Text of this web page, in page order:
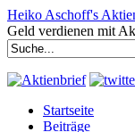
Heiko Aschoff's
Geld verdienen mit
Search
for:
Startseite
Beiträge